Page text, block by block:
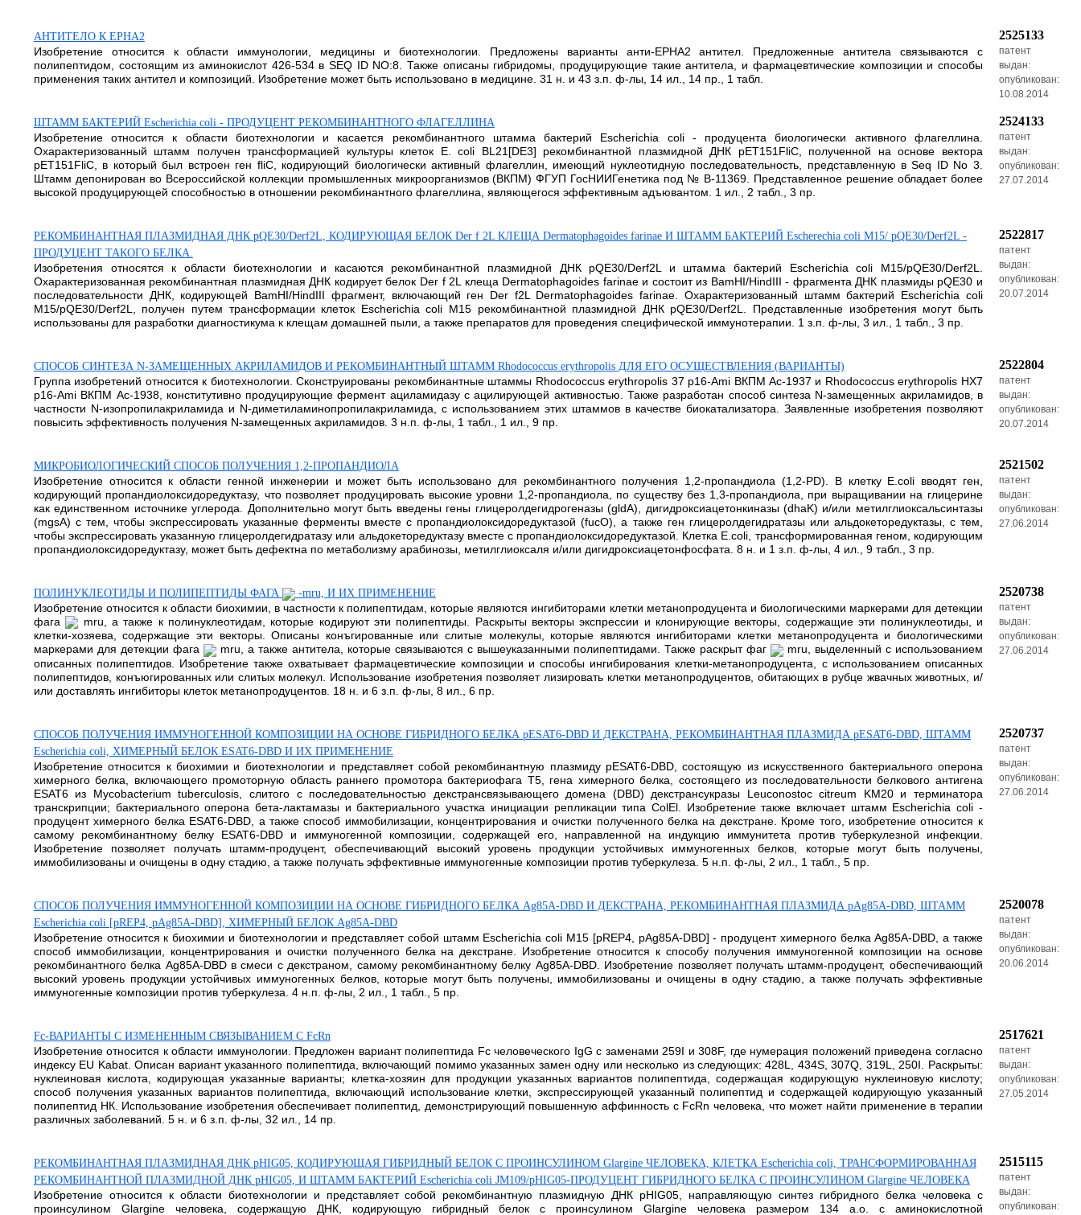
АНТИТЕЛО К EPHA2
Изобретение относится к области иммунологии, медицины и биотехнологии. Предложены варианты анти-EPHA2 антител. Предложенные антитела связываются с
полипептидом, состоящим из аминокислот 426-534 в SEQ ID NO:8. Также описаны гибридомы, продуцирующие такие антитела, и фармацевтические композиции и способы
применения таких антител и композиций. Изобретение может быть использовано в медицине. 31 н. и 43 з.п. ф-лы, 14 ил., 14 пр., 1 табл.
2525133
патент
выдан:
опубликован:
10.08.2014
ШТАММ БАКТЕРИЙ Escherichia coli - ПРОДУЦЕНТ РЕКОМБИНАНТНОГО ФЛАГЕЛЛИНА
Изобретение относится к области биотехнологии и касается рекомбинантного штамма бактерий Escherichia coli - продуцента биологически активного флагеллина.
Охарактеризованный штамм получен трансформацией культуры клеток E. coli BL21[DE3] рекомбинантной плазмидной ДНК рЕТ151FliC, полученной на основе вектора
рЕТ151FliC, в который был встроен ген fliC, кодирующий биологически активный флагеллин, имеющий нуклеотидную последовательность, представленную в Seq ID No 3.
Штамм депонирован во Всероссийской коллекции промышленных микроорганизмов (ВКПМ) ФГУП ГосНИИГенетика под № В-11369. Представленное решение обладает более
высокой продуцирующей способностью в отношении рекомбинантного флагеллина, являющегося эффективным адъювантом. 1 ил., 2 табл., 3 пр.
2524133
патент
выдан:
опубликован:
27.07.2014
РЕКОМБИНАНТНАЯ ПЛАЗМИДНАЯ ДНК pQE30/Derf2L, КОДИРУЮЩАЯ БЕЛОК Der f 2L КЛЕЩА Dermatophagoides farinae И ШТАММ БАКТЕРИЙ Escherechia coli M15/ pQE30/Derf2L -
ПРОДУЦЕНТ ТАКОГО БЕЛКА.
Изобретения относятся к области биотехнологии и касаются рекомбинантной плазмидной ДНК pQE30/Derf2L и штамма бактерий Escherichia coli M15/pQE30/Derf2L.
Охарактеризованная рекомбинантная плазмидная ДНК кодирует белок Der f 2L клеща Dermatophagoides farinae и состоит из BamHI/HindIII - фрагмента ДНК плазмиды pQE30 и
последовательности ДНК, кодирующей BamHI/HindIII фрагмент, включающий ген Der f2L Dermatophagoides farinae. Охарактеризованный штамм бактерий Escherichia coli
M15/pQE30/Derf2L, получен путем трансформации клеток Escherichia coli M15 рекомбинантной плазмидной ДНК pQE30/Derf2L. Представленные изобретения могут быть
использованы для разработки диагностикума к клещам домашней пыли, а также препаратов для проведения специфической иммунотерапии. 1 з.п. ф-лы, 3 ил., 1 табл., 3 пр.
2522817
патент
выдан:
опубликован:
20.07.2014
СПОСОБ СИНТЕЗА N-ЗАМЕЩЕННЫХ АКРИЛАМИДОВ И РЕКОМБИНАНТНЫЙ ШТАММ Rhodococcus erythropolis ДЛЯ ЕГО ОСУЩЕСТВЛЕНИЯ (ВАРИАНТЫ)
Группа изобретений относится к биотехнологии. Сконструированы рекомбинантные штаммы Rhodococcus erythropolis 37 p16-Ami ВКПМ Ac-1937 и Rhodococcus erythropolis HX7
p16-Ami ВКПМ Ac-1938, конститутивно продуцирующие фермент ациламидазу с ацилирующей активностью. Также разработан способ синтеза N-замещенных акриламидов, в
частности N-изопропилакриламида и N-диметиламинопропилакриламида, с использованием этих штаммов в качестве биокатализатора. Заявленные изобретения позволяют
повысить эффективность получения N-замещенных акриламидов. 3 н.п. ф-лы, 1 табл., 1 ил., 9 пр.
2522804
патент
выдан:
опубликован:
20.07.2014
МИКРОБИОЛОГИЧЕСКИЙ СПОСОБ ПОЛУЧЕНИЯ 1,2-ПРОПАНДИОЛА
Изобретение относится к области генной инженерии и может быть использовано для рекомбинантного получения 1,2-пропандиола (1,2-PD). В клетку E.coli вводят ген,
кодирующий пропандиолоксидоредуктазу, что позволяет продуцировать высокие уровни 1,2-пропандиола, по существу без 1,3-пропандиола, при выращивании на глицерине
как единственном источнике углерода. Дополнительно могут быть введены гены глицеролдегидрогеназы (gldA), дигидроксиацетонкиназы (dhaK) и/или метилглиоксальсинтазы
(mgsA) с тем, чтобы экспрессировать указанные ферменты вместе с пропандиолоксидоредуктазой (fucO), а также ген глицеролдегидратазы или альдокеторедуктазы, с тем,
чтобы экспрессировать указанную глицеролдегидратазу или альдокеторедуктазу вместе с пропандиолоксидоредуктазой. Клетка E.coli, трансформированная геном, кодирующим
пропандиолоксидоредуктазу, может быть дефектна по метаболизму арабинозы, метилглиоксаля и/или дигидроксиацетонфосфата. 8 н. и 1 з.п. ф-лы, 4 ил., 9 табл., 3 пр.
2521502
патент
выдан:
опубликован:
27.06.2014
ПОЛИНУКЛЕОТИДЫ И ПОЛИПЕПТИДЫ ФАГА -mru, И ИХ ПРИМЕНЕНИЕ
Изобретение относится к области биохимии, в частности к полипептидам, которые являются ингибиторами клетки метанопродуцента и биологическими маркерами для детекции
фага
mru, а также к полинуклеотидам, которые кодируют эти полипептиды. Раскрыты векторы экспрессии и клонирующие векторы, содержащие эти полинуклеотиды, и
клетки-хозяева, содержащие эти векторы. Описаны конъгированные или слитые молекулы, которые являются ингибиторами клетки метанопродуцента и биологическими
маркерами для детекции фага
mru, а также антитела, которые связываются с вышеуказанными полипептидами. Также раскрыт фаг
mru, выделенный с использованием
описанных полипептидов. Изобретение также охватывает фармацевтические композиции и способы ингибирования клетки-метанопродуцента, с использованием описанных
полипептидов, конъюгированных или слитых молекул. Использование изобретения позволяет лизировать клетки метанопродуцентов, обитающих в рубце жвачных животных, и/
или доставлять ингибиторы клеток метанопродуцентов. 18 н. и 6 з.п. ф-лы, 8 ил., 6 пр.
2520738
патент
выдан:
опубликован:
27.06.2014
СПОСОБ ПОЛУЧЕНИЯ ИММУНОГЕННОЙ КОМПОЗИЦИИ НА ОСНОВЕ ГИБРИДНОГО БЕЛКА pESAT6-DBD И ДЕКСТРАНА, РЕКОМБИНАНТНАЯ ПЛАЗМИДА pESAT6-DBD, ШТАММ
Escherichia coli, ХИМЕРНЫЙ БЕЛОК ESAT6-DBD И ИХ ПРИМЕНЕНИЕ
Изобретение относится к биохимии и биотехнологии и представляет собой рекомбинантную плазмиду pESAT6-DBD, состоящую из искусственного бактериального оперона
химерного белка, включающего промоторную область раннего промотора бактериофага Т5, гена химерного белка, состоящего из последовательности белкового антигена
ESAT6 из Mycobacterium tuberculosis, слитого с последовательностью декстрансвязывающего домена (DBD) декстрансукразы Leuconostoc citreum KM20 и терминатора
транскрипции; бактериального оперона бета-лактамазы и бактериального участка инициации репликации типа ColEl. Изобретение также включает штамм Escherichia coli -
продуцент химерного белка ESAT6-DBD, а также способ иммобилизации, концентрирования и очистки полученного белка на декстране. Кроме того, изобретение относится к
самому рекомбинантному белку ESAT6-DBD и иммуногенной композиции, содержащей его, направленной на индукцию иммунитета против туберкулезной инфекции.
Изобретение позволяет получать штамм-продуцент, обеспечивающий высокий уровень продукции устойчивых иммуногенных белков, которые могут быть получены,
иммобилизованы и очищены в одну стадию, а также получать эффективные иммуногенные композиции против туберкулеза. 5 н.п. ф-лы, 2 ил., 1 табл., 5 пр.
2520737
патент
выдан:
опубликован:
27.06.2014
СПОСОБ ПОЛУЧЕНИЯ ИММУНОГЕННОЙ КОМПОЗИЦИИ НА ОСНОВЕ ГИБРИДНОГО БЕЛКА Ag85A-DBD И ДЕКСТРАНА, РЕКОМБИНАНТНАЯ ПЛАЗМИДА pAg85A-DBD, ШТАММ
Escherichia coli [pREP4, pAg85A-DBD], ХИМЕРНЫЙ БЕЛОК Ag85A-DBD
Изобретение относится к биохимии и биотехнологии и представляет собой штамм Escherichia coli M15 [pREP4, pAg85A-DBD] - продуцент химерного белка Ag85A-DBD, а также
способ иммобилизации, концентрирования и очистки полученного белка на декстране. Изобретение относится к способу получения иммуногенной композиции на основе
рекомбинантного белка Ag85A-DBD в смеси с декстраном, самому рекомбинантному белку Ag85A-DBD. Изобретение позволяет получать штамм-продуцент, обеспечивающий
высокий уровень продукции устойчивых иммуногенных белков, которые могут быть получены, иммобилизованы и очищены в одну стадию, а также получать эффективные
иммуногенные композиции против туберкулеза. 4 н.п. ф-лы, 2 ил., 1 табл., 5 пр.
2520078
патент
выдан:
опубликован:
20.06.2014
Fc-ВАРИАНТЫ С ИЗМЕНЕННЫМ СВЯЗЫВАНИЕМ С FcRn
Изобретение относится к области иммунологии. Предложен вариант полипептида Fc человеческого IgG с заменами 259I и 308F, где нумерация положений приведена согласно
индексу EU Kabat. Описан вариант указанного полипептида, включающий помимо указанных замен одну или несколько из следующих: 428L, 434S, 307Q, 319L, 250I. Раскрыты:
нуклеиновая кислота, кодирующая указанные варианты; клетка-хозяин для продукции указанных вариантов полипептида, содержащая кодирующую нуклеиновую кислоту;
способ получения указанных вариантов полипептида, включающий использование клетки, экспрессирующей указанный полипептид и содержащей кодирующую указанный
полипептид НК. Использование изобретения обеспечивает полипептид, демонстрирующий повышенную аффинность с FcRn человека, что может найти применение в терапии
различных заболеваний. 5 н. и 6 з.п. ф-лы, 32 ил., 14 пр.
2517621
патент
выдан:
опубликован:
27.05.2014
РЕКОМБИНАНТНАЯ ПЛАЗМИДНАЯ ДНК pHIG05, КОДИРУЮЩАЯ ГИБРИДНЫЙ БЕЛОК С ПРОИНСУЛИНОМ Glargine ЧЕЛОВЕКА, КЛЕТКА Escherichia coli, ТРАНСФОРМИРОВАННАЯ
РЕКОМБИНАНТНОЙ ПЛАЗМИДНОЙ ДНК pHIG05, И ШТАММ БАКТЕРИЙ Escherichia coli JM109/pHIG05-ПРОДУЦЕНТ ГИБРИДНОГО БЕЛКА С ПРОИНСУЛИНОМ Glargine ЧЕЛОВЕКА
Изобретение относится к области биотехнологии и представляет собой рекомбинантную плазмидную ДНК pHIG05, направляющую синтез гибридного белка человека с
проинсулином Glargine человека, содержащую ДНК, кодирующую гибридный белок с проинсулином Glargine человека размером 134 а.о. с аминокислотной
2515115
патент
выдан:
опубликован: